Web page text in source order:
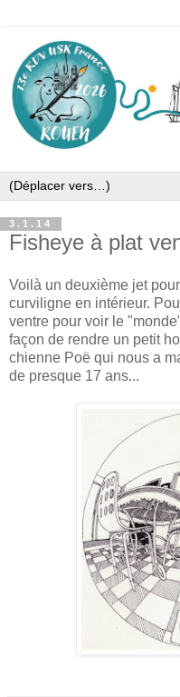
3.1.14
Fisheye à plat
Voilà un deuxième jet
curviligne en intérieur.
ventre pour voir le
façon de rendre un petit
chienne Poë qui nous a
de presque 17 ans...